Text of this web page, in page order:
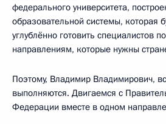
федерального университета,
образовательной системы, которая
углублённо готовить специалистов
направлениям, которые нужны
Поэтому, Владимир Владимирович,
выполняются. Двигаемся с
Федерации вместе в одном